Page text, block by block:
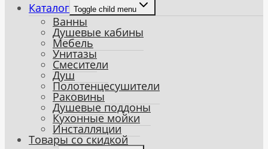
Каталог Toggle child menu
Ванны
Душевые кабины
Мебель
Унитазы
Смесители
Душ
Полотенцесушители
Раковины
Душевые поддоны
Кухонные мойки
Инсталляции
Товары со скидкой